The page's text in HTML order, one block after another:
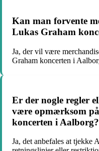
Kan man forvente
Lukas Graham
Ja, der vil være
Graham koncerten i
Er der nogle regler
være opmærksom
koncerten i Aalborg?
Ja, det anbefales at tjekke